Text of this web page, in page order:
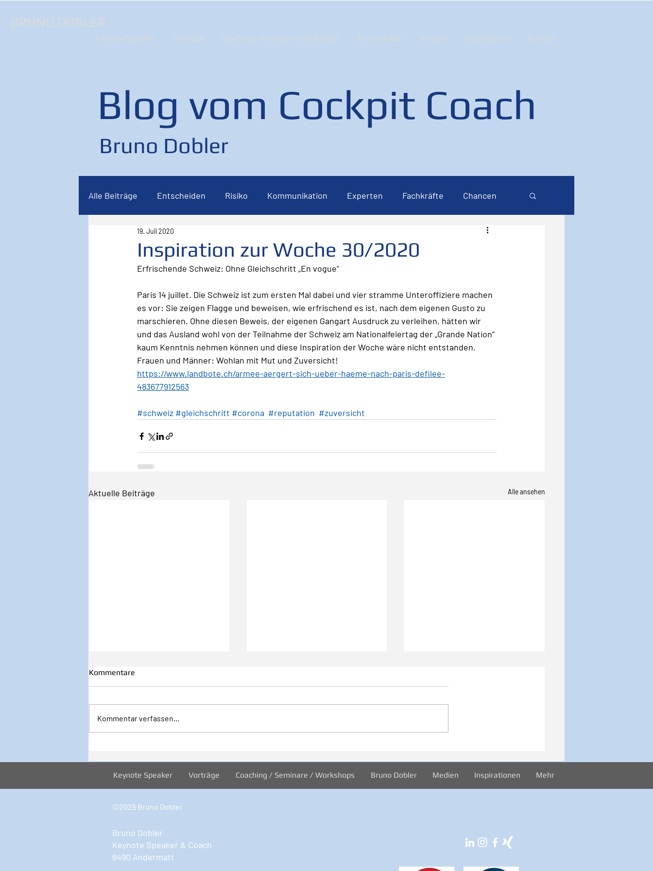
BRUNO DOBLER
Keynote Speaker Vorträge Coaching / Seminare / Workshops Bruno Dobler Medien Inspirationen Kontakt
Blog vom Cockpit Coach
Bruno Dobler
Alle Beiträge Entscheiden Risiko Kommunikation Experten Fachkräfte Chancen
Lebenspilot
Sicherheit Inspiration Leadership Freude
Wirken, Wirkung Keynote Risiko Glück Mut Change
Inspiration zur Woche 30/2020
19. Juli 2020
Erfrischende Schweiz: Ohne Gleichschritt „En vogue“
Paris 14 juillet. Die Schweiz ist zum ersten Mal dabei und vier stramme Unteroffiziere machen
es vor: Sie zeigen Flagge und beweisen, wie erfrischend es ist, nach dem eigenen Gusto zu
marschieren. Ohne diesen Beweis, der eigenen Gangart Ausdruck zu verleihen, hätten wir
und das Ausland wohl von der Teilnahme der Schweiz am Nationalfeiertag der „Grande Nation“
kaum Kenntnis nehmen können und diese Inspiration der Woche wäre nicht entstanden.
Frauen und Männer: Wohlan mit Mut und Zuversicht!
https://www.landbote.ch/armee-aergert-sich-ueber-haeme-nach-paris-defilee-
483677912563
#schweiz #gleichschritt #corona #reputation #zuversicht
Aktuelle Beiträge Alle ansehen
Kommentare
Kommentar verfassen...
Keynote Speaker Vorträge Coaching / Seminare / Workshops Bruno Dobler Medien Inspirationen Mehr
©2025 Bruno Dobler
Bruno Dobler
Keynote Speaker & Coach
6490 Andermatt